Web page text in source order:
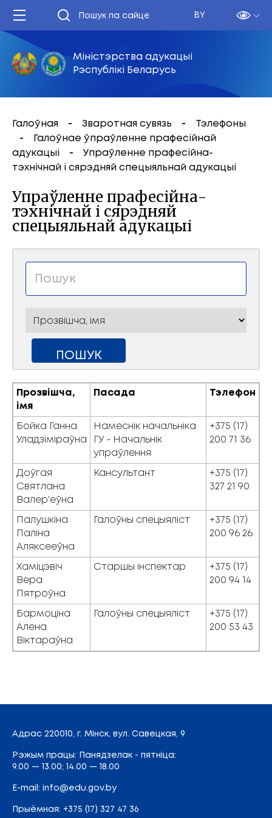
BY
Міністэрства адукацыі
Рэспублікі Беларусь
Галоўная Зваротная сувязь
Тэлефоны
Галоўнае ўпраўленне прафесійнай
адукацыі
Упраўленне прафесійна-
тэхнічнай і сярэдняй спецыяльнай адукацыі
Упраўленне прафесійна-
тэхнічнай і сярэдняй
спецыяльнай адукацыі
Прозвішча,
імя
Пасада Тэлефон
Бойка Ганна
Уладзіміраўна
Намеснік начальніка
ГУ - Начальнік
упраўлення
+375 (17)
200 71 36
Доўгая
Святлана
Валер'еўна
Кансультант
+375 (17)
327 21 90
Палушкіна
Паліна
Аляксееўна
Галоўны спецыяліст
+375 (17)
200 96 26
Хаміцэвіч
Вера
Пятроўна
Старшы інспектар
+375 (17)
200 94 14
Бармоціна
Алена
Віктараўна
Галоўны спецыяліст
+375 (17)
200 53 43
Адрас 220010, г. Мінск, вул. Савецкая, 9
Рэжым працы: Панядзелак - пятніца:
9.00 — 13.00; 14.00 — 18.00
E-mail: info@edu.gov.by
Прыёмная: +375 (17) 327 47 36